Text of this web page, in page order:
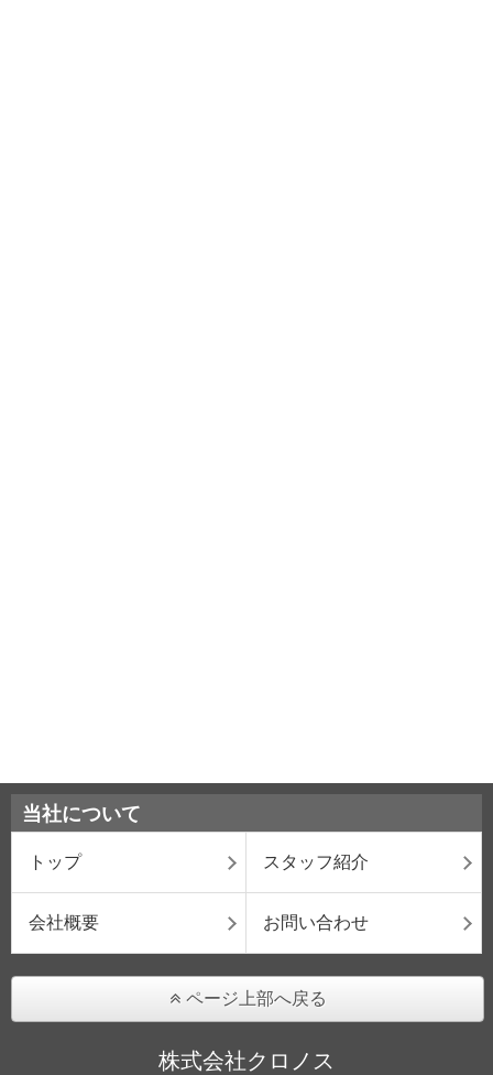
当社について
トップ スタッフ紹介
会社概要 お問い合わせ
ページ上部へ戻る
株式会社クロノス